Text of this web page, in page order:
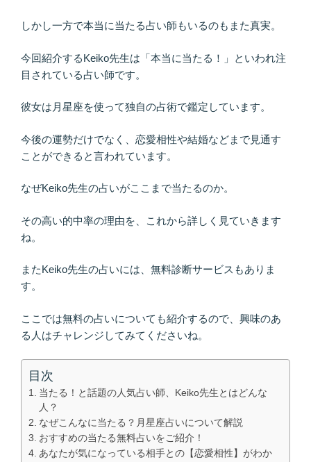
しかし一方で本当に当たる占い師もいるのもまた真実。
今回紹介するKeiko先生は「本当に当たる！」といわれ注
目されている占い師です。
彼女は月星座を使って独自の占術で鑑定しています。
今後の運勢だけでなく、恋愛相性や結婚などまで見通す
ことができると言われています。
なぜKeiko先生の占いがここまで当たるのか。
その高い的中率の理由を、これから詳しく見ていきます
ね。
またKeiko先生の占いには、無料診断サービスもありま
す。
ここでは無料の占いについても紹介するので、興味のあ
る人はチャレンジしてみてくださいね。
目次
当たる！と話題の人気占い師、Keiko先生とはどんな
人？
なぜこんなに当たる？月星座占いについて解説
おすすめの当たる無料占いをご紹介！
あなたが気になっている相手との【恋愛相性】がわか